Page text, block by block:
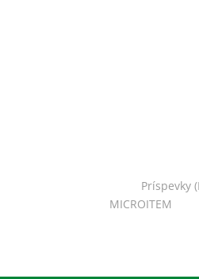
Príspevky
MICROITEM